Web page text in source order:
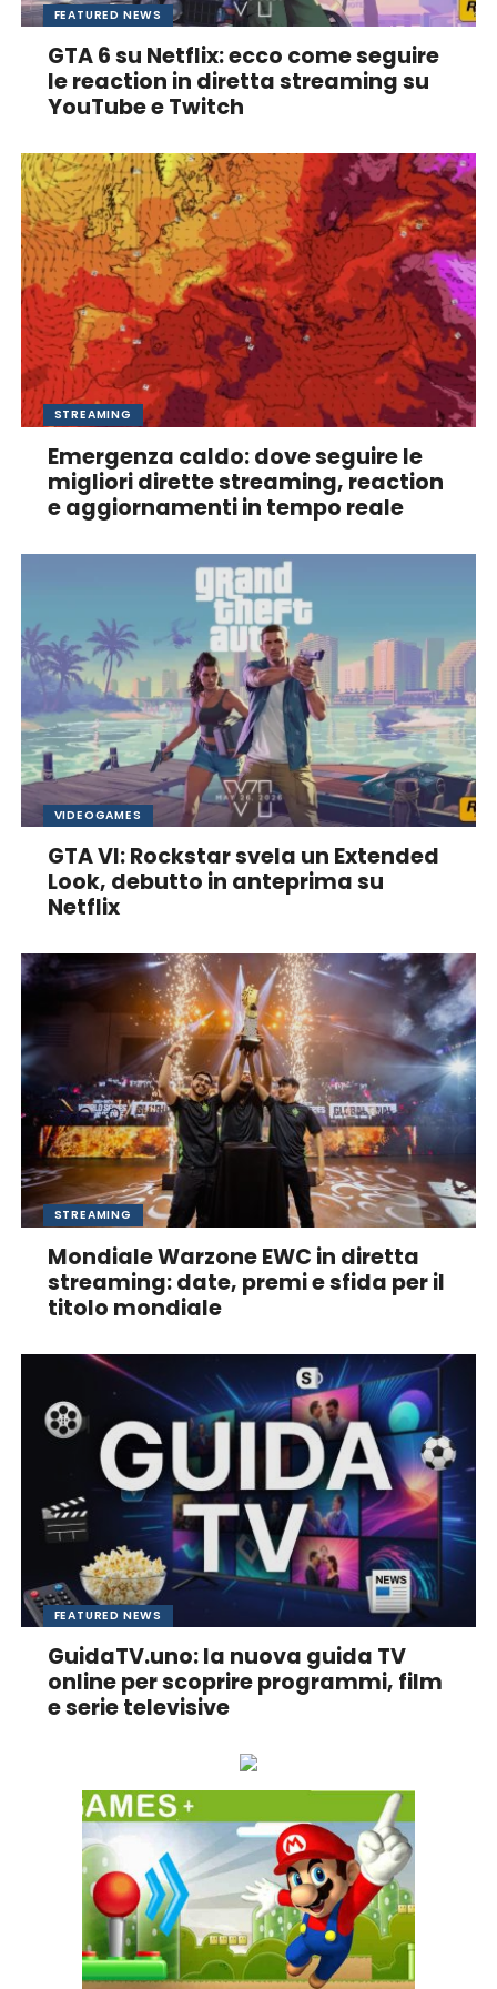
FEATURED NEWS
GTA 6 su Netflix: ecco come seguire
le reaction in diretta streaming su
YouTube e Twitch
STREAMING
Emergenza caldo: dove seguire le
migliori dirette streaming, reaction
e aggiornamenti in tempo reale
VIDEOGAMES
GTA VI: Rockstar svela un Extended
Look, debutto in anteprima su
Netflix
STREAMING
Mondiale Warzone EWC in diretta
streaming: date, premi e sfida per il
titolo mondiale
FEATURED NEWS
GuidaTV.uno: la nuova guida TV
online per scoprire programmi, film
e serie televisive